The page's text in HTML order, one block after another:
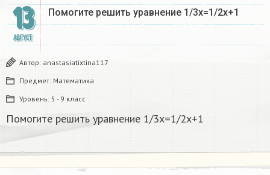
13
АВГУСТ
Помогите решить уравнение 1/3x=1/2x+1
Автор: anastasiatixtina117
Предмет: Математика
Уровень: 5 - 9 класс
Помогите решить уравнение 1/3x=1/2x+1